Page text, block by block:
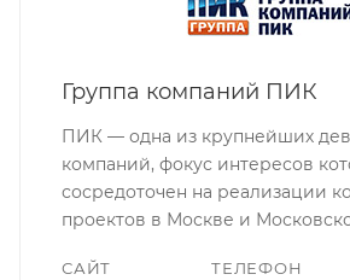
Группа компаний ПИК
ПИК — одна из крупнейших
компаний, фокус интересов
сосредоточен на реализации
проектов в Москве и
САЙТ ТЕЛЕФОН